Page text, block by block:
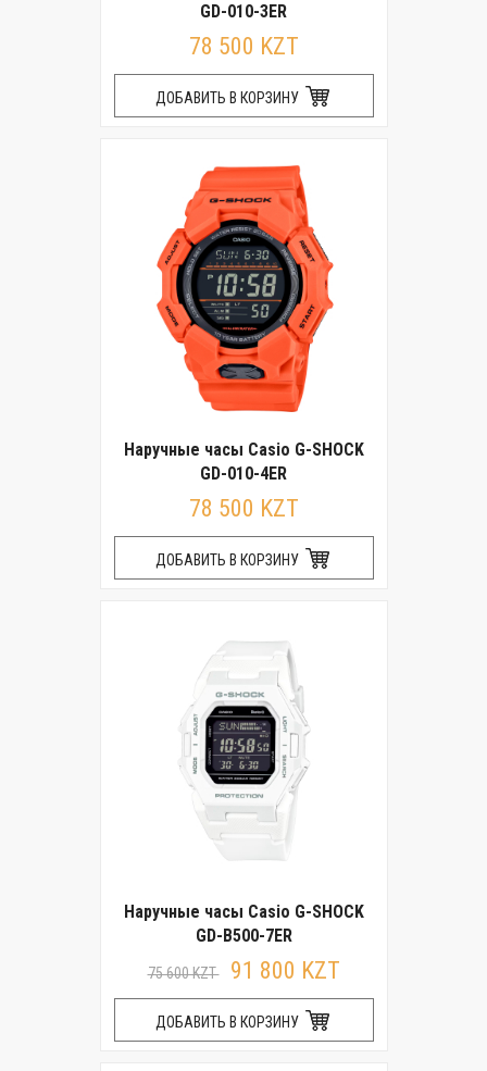
GD-010-3ER
78 500 KZT
ДОБАВИТЬ В КОРЗИНУ
Наручные часы Casio G-SHOCK
GD-010-4ER
78 500 KZT
ДОБАВИТЬ В КОРЗИНУ
Наручные часы Casio G-SHOCK
GD-B500-7ER
75 600 KZT 91 800 KZT
ДОБАВИТЬ В КОРЗИНУ